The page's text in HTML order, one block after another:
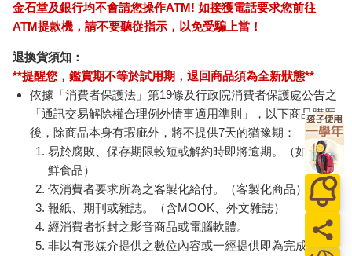
金石堂及銀行均不會請您操作ATM! 如接獲電話要求您前往
ATM提款機，請不要聽從指示，以免受騙上當！
退換貨須知：
**提醒您，鑑賞期不等於試用期，退回商品須為全新狀態**
依據「消費者保護法」第19條及行政院消費者保護處公告之
「通訊交易解除權合理例外情事適用準則」，以下商品購買
後，除商品本身有瑕疵外，將不提供7天的猶豫期：
易於腐敗、保存期限較短或解約時即將逾期。（如：生
鮮食品）
依消費者要求所為之客製化給付。（客製化商品）
報紙、期刊或雜誌。（含MOOK、外文雜誌）
經消費者拆封之影音商品或電腦軟體。
非以有形媒介提供之數位內容或一經提供即為完成之線